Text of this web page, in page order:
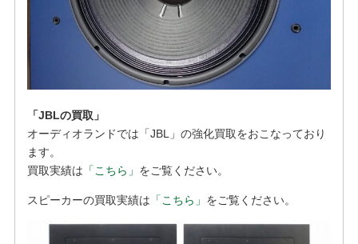
「JBLの買取」
オーディオランドでは「JBL」の強化買取をおこなっており
ます。
買取実績は 「こちら」 をご覧ください。
スピーカーの買取実績は 「こちら」 をご覧ください。